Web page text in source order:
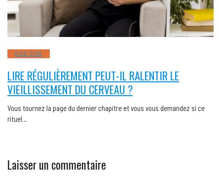
BIEN ÊTRE
LIRE RÉGULIÈREMENT PEUT-IL RALENTIR LE
VIEILLISSEMENT DU CERVEAU ?
Vous tournez la page du dernier chapitre et vous vous demandez si ce
rituel…
Laisser un commentaire